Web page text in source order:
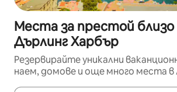
Места за престой близо
Дърлинг Харбър
Резервирайте уникални
наем, домове и още много места в